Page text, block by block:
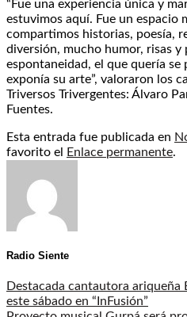
“Fue una experiencia única y
estuvimos aquí. Fue un espacio
compartimos historias, poesía,
diversión, mucho humor, risas y
espontaneidad, el que quería
exponía su arte”, valoraron los
Triversos Trivergentes: Álvaro
Fuentes.
Esta entrada fue publicada en
favorito el
Enlace permanente.
Radio Siente
Destacada cantautora ariqueña
este sábado en “InFusión”